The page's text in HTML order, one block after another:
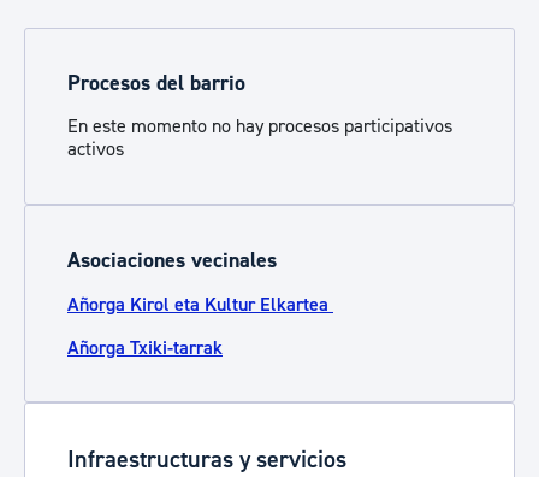
Procesos del barrio
En este momento no hay procesos participativos
activos
Asociaciones vecinales
Añorga Kirol eta Kultur Elkartea
Añorga Txiki-tarrak
Infraestructuras y servicios